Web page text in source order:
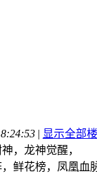
| 显示全部
，龙神觉醒，
鲜花榜，凤凰血